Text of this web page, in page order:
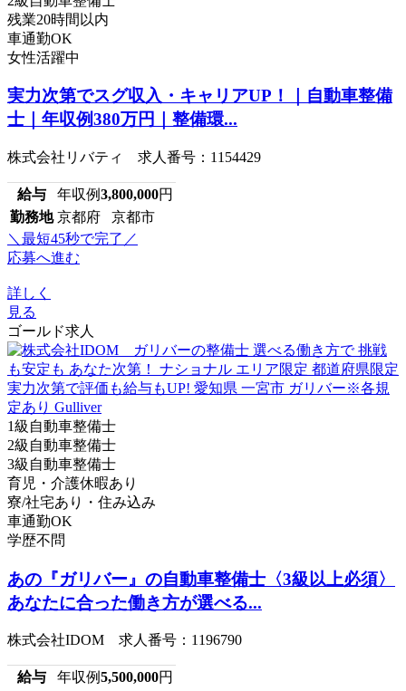
残業20時間以内
車通勤OK
女性活躍中
実力次第でスグ収入・キャリアUP！｜自動車整備
士｜年収例380万円｜整備環...
株式会社リバティ 求人番号：1154429
給与 年収例3,800,000円
勤務地 京都府 京都市
＼最短45秒で完了／
応募へ進む
詳しく
見る
ゴールド求人
1級自動車整備士
2級自動車整備士
3級自動車整備士
育児・介護休暇あり
寮/社宅あり・住み込み
車通勤OK
学歴不問
あの『ガリバー』の自動車整備士〈3級以上必須〉
あなたに合った働き方が選べる...
株式会社IDOM 求人番号：1196790
給与 年収例5,500,000円